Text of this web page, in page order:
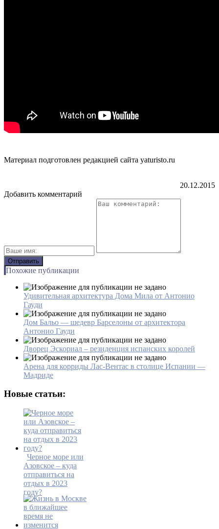
Материал подготовлен редакцией сайта yaturisto.ru
20.12.2015
Добавить комментарий
Похожие публикации
Удивительная архитектура Дома Мила от Антонио
Гауди
Дом Бальо — шедевр Барселоны от архитектора
Антонио Гауди
Дворец Эскориал – резиденция испанских королей
Арена для корриды Лас-Вентас в столице Испании —
Мадриде
Новые статьи:
Черное море или
Азовское – куда
отправиться на
отдых в 2023
году?